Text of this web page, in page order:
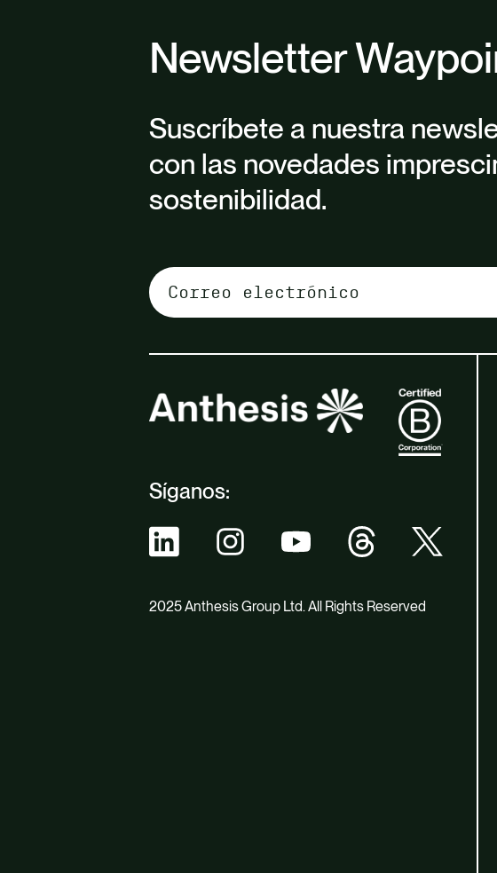
Newsletter
Suscríbete a nuestra
con las novedades
sostenibilidad.
Síganos:
2025 Anthesis Group Ltd. All Rights Reserved